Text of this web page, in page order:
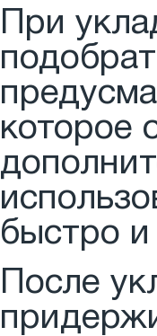
При
которое
быстро и
После